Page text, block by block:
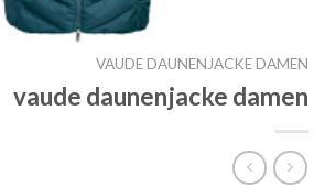
VAUDE DAUNENJACKE DAMEN
vaude daunenjacke damen